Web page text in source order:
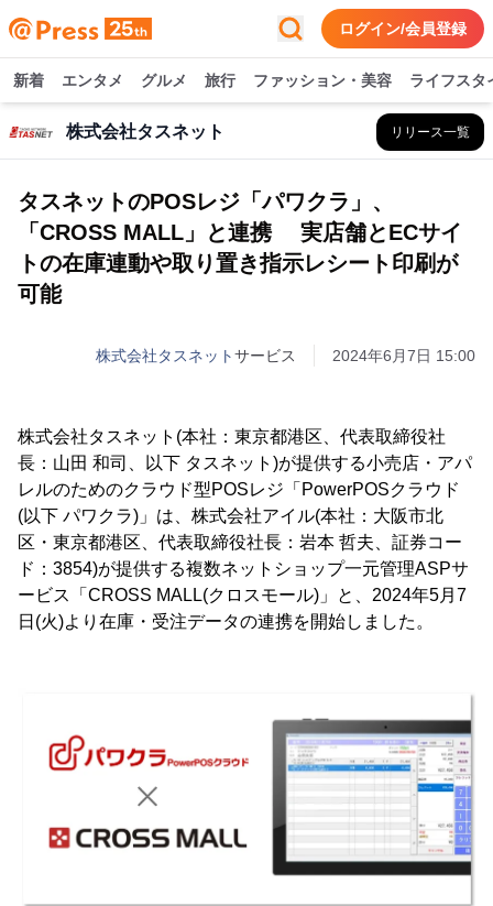
ログイン/会員登録
新着 エンタメ グルメ 旅行 ファッション・美容 ライフスタ
株式会社タスネット リリース一覧
タスネットのPOSレジ「パワクラ」、
「CROSS MALL」と連携 実店舗とECサイ
トの在庫連動や取り置き指示レシート印刷が
可能
株式会社タスネットサービス 2024年6月7日 15:00
株式会社タスネット(本社：東京都港区、代表取締役社
長：山田 和司、以下 タスネット)が提供する小売店・アパ
レルのためのクラウド型POSレジ「PowerPOSクラウド
(以下 パワクラ)」は、株式会社アイル(本社：大阪市北
区・東京都港区、代表取締役社長：岩本 哲夫、証券コー
ド：3854)が提供する複数ネットショップ一元管理ASPサ
ービス「CROSS MALL(クロスモール)」と、2024年5月7
日(火)より在庫・受注データの連携を開始しました。